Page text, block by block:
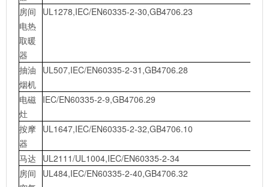
房间
电热
取暖
器
UL1278,IEC/EN60335-2-30,GB4706.23
抽油
烟机
UL507,IEC/EN60335-2-31,GB4706.28
电磁
灶
IEC/EN60335-2-9,GB4706.29
按摩
器
UL1647,IEC/EN60335-2-32,GB4706.10
马达
UL2111/UL1004,IEC/EN60335-2-34
房间
UL484,IEC/EN60335-2-40,GB4706.32